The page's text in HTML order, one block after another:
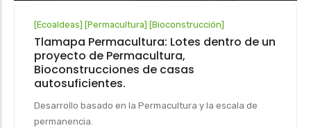
[Ecoaldeas] [Permacultura] [Bioconstrucción]
Tlamapa Permacultura: Lotes dentro de un
proyecto de Permacultura,
Bioconstrucciones de casas
autosuficientes.
Desarrollo basado en la Permacultura y la escala de
permanencia.